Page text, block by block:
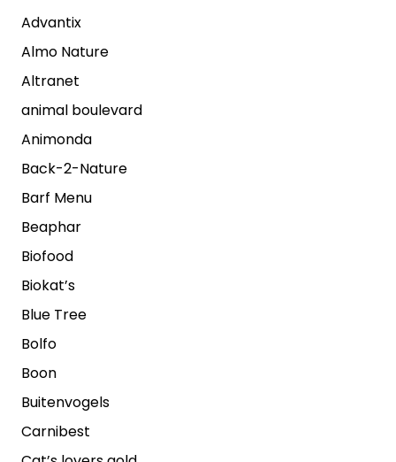
Advantix
Almo Nature
Altranet
animal boulevard
Animonda
Back-2-Nature
Barf Menu
Beaphar
Biofood
Biokat’s
Blue Tree
Bolfo
Boon
Buitenvogels
Carnibest